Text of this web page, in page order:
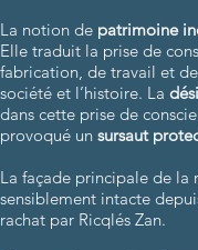
La notion de patrimoine
Elle traduit la prise de
fabrication, de travail et
société et l’histoire. La
dans cette prise de
provoqué un sursaut
La façade principale de la
sensiblement intacte
rachat par Ricqlés Zan.